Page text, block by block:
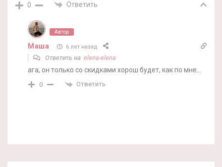
0 Ответить
Автор
Маша 6 лет назад
Ответить на elena-elena
ага, он только со скидками хорош будет, как по мне…
0 Ответить